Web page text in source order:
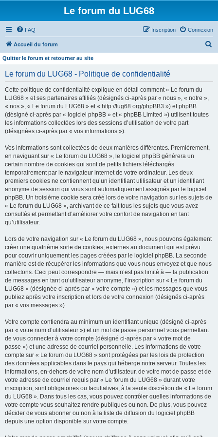
Le forum du LUG68
FAQ Connexion
Inscription
Accueil du forum
Quitter le forum et retourner au site
Le forum du LUG68 - Politique de confidentialité
Cette politique de confidentialité explique en détail comment « Le forum du
LUG68 » et ses partenaires affiliés (désignés ci-après par « nous », « notre »,
« nos », « Le forum du LUG68 » et « http://lug68.org/phpBB3 ») et phpBB
(désigné ci-après par « logiciel phpBB » et « phpBB Limited ») utilisent toutes
les informations collectées lors des sessions d’utilisation de votre part
(désignées ci-après par « vos informations »).
Vos informations sont collectées de deux manières différentes. Premièrement,
en naviguant sur « Le forum du LUG68 », le logiciel phpBB génèrera un
certain nombre de cookies qui sont de petits fichiers téléchargés
temporairement par le navigateur internet de votre ordinateur. Les deux
premiers cookies ne contiennent qu’un identifiant utilisateur et un identifiant
anonyme de session qui vous sont automatiquement assignés par le logiciel
phpBB. Un troisième cookie sera créé lors de votre navigation sur les sujets de
« Le forum du LUG68 », archivant de ce fait tous les sujets que vous avez
consultés et permettant d’améliorer votre confort de navigation en tant
qu’utilisateur.
Lors de votre navigation sur « Le forum du LUG68 », nous pouvons également
créer une quatrième sorte de cookies, externes au document qui est prévu
pour couvrir uniquement les pages créées par le logiciel phpBB. La seconde
manière est de récupérer les informations que vous nous envoyez et que nous
collectons. Ceci peut correspondre — mais n’est pas limité à — la publication
de messages en tant qu’utilisateur anonyme, l’inscription sur « Le forum du
LUG68 » (désignée ci-après par « votre compte ») et les messages que vous
publiez après votre inscription et lors de votre connexion (désignés ci-après
par « vos messages »).
Votre compte contiendra au minimum un identifiant unique (désigné ci-après
par « votre nom d’utilisateur ») et un mot de passe personnel vous permettant
de vous connecter à votre compte (désigné ci-après par « votre mot de
passe ») et une adresse de courriel personnelle. Les informations de votre
compte sur « Le forum du LUG68 » sont protégées par les lois de protection
des données applicables dans le pays qui héberge notre serveur. Toutes les
informations, en-dehors de votre nom d’utilisateur, de votre mot de passe et de
votre adresse de courriel requis par « Le forum du LUG68 » durant votre
inscription, sont obligatoires ou facultatives, à la seule discrétion de « Le forum
du LUG68 ». Dans tous les cas, vous pouvez contrôler quelles informations de
votre compte vous souhaitez rendre publiques ou non. De plus, vous pouvez
décider de vous abonner ou non à la liste de diffusion du logiciel phpBB
depuis une option disponible sur votre compte.